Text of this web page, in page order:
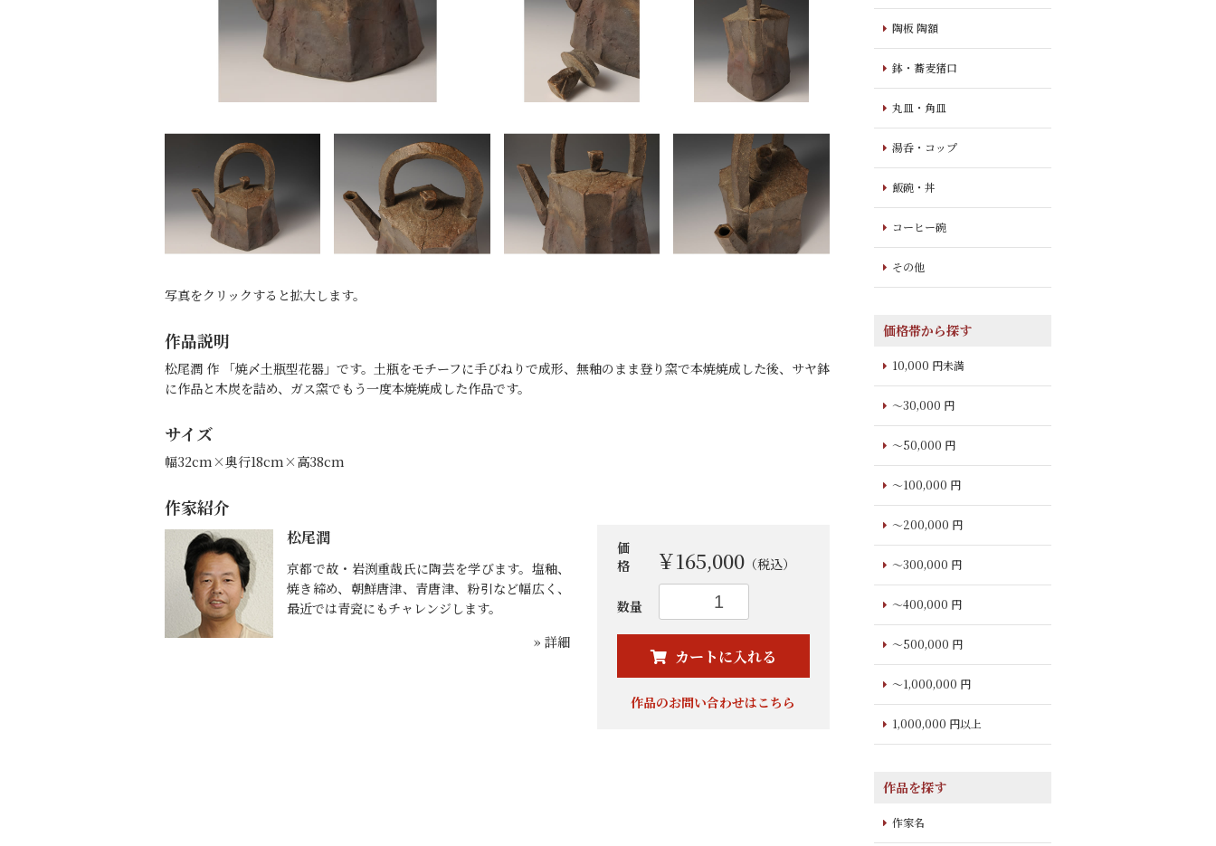
写真をクリックすると拡大します。
作品説明
松尾潤 作 「焼〆土瓶型花器」です。土瓶をモチーフに手びねりで成形、無釉のまま登り窯で本焼焼成した後、サヤ鉢
に作品と木炭を詰め、ガス窯でもう一度本焼焼成した作品です。
サイズ
幅32cm×奥行18cm×高38cm
作家紹介
松尾潤
京都で故・岩渕重哉氏に陶芸を学びます。塩釉、
焼き締め、朝鮮唐津、青唐津、粉引など幅広く、
最近では青瓷にもチャレンジします。
» 詳細
価
格
￥165,000（税込）
数量
カートに入れる
カートへ進む
作品のお問い合わせはこちら
陶板 陶額
鉢・蕎麦猪口
丸皿・角皿
湯呑・コップ
飯碗・丼
コーヒー碗
その他
価格帯から探す
10,000 円未満
～30,000 円
～50,000 円
～100,000 円
～200,000 円
～300,000 円
～400,000 円
～500,000 円
～1,000,000 円
1,000,000 円以上
作品を探す
作家名